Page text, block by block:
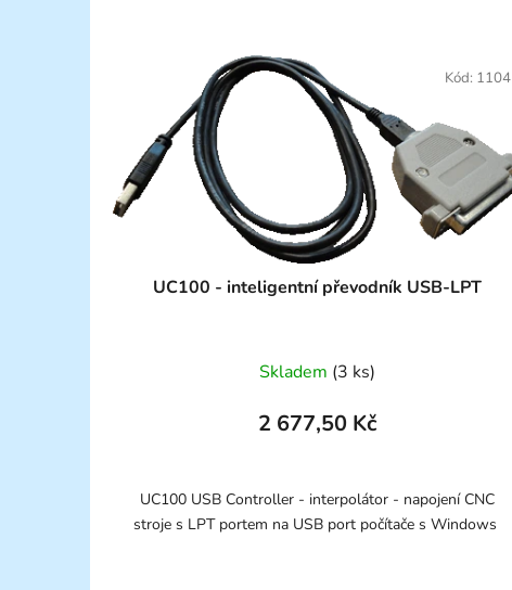
UC100 - inteligentní převodník USB-LPT
Skladem (3 ks)
2 677,50 Kč
UC100 USB Controller - interpolátor - napojení CNC
stroje s LPT portem na USB port počítače s Windows
Kód: 1104